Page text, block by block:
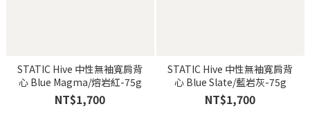
STATIC Hive 中性無袖寬肩背
心 Blue Magma/熔岩紅-75g
NT$1,700
STATIC Hive 中性無袖寬肩背
心 Blue Slate/藍岩灰-75g
NT$1,700